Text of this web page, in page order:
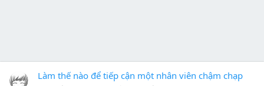
Làm thế nào để tiếp cận một nhân viên chậm chạp